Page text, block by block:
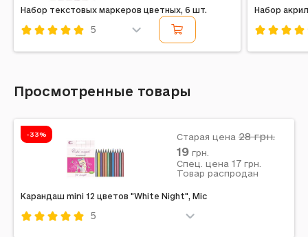
Набор текстовых маркеров цветных, 6 шт.
5
Набор
Просмотренные товары
-33%
Карандаш mini 12 цветов "White Night", Mic
5
Старая цена 28грн.
19 грн.
Спец. цена 17 грн.
Товар распродан